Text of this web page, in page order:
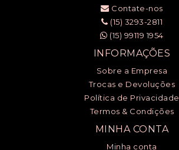
Contate-nos
(15) 3293-2811
(15) 99119 1954
INFORMAÇÕES
Sobre a Empresa
Trocas e Devoluções
Política de Privacidade
Termos & Condições
MINHA CONTA
Minha conta